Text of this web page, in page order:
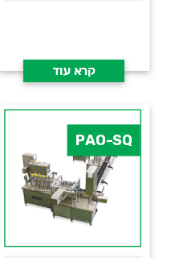
קרא עוד
PAO-SQ